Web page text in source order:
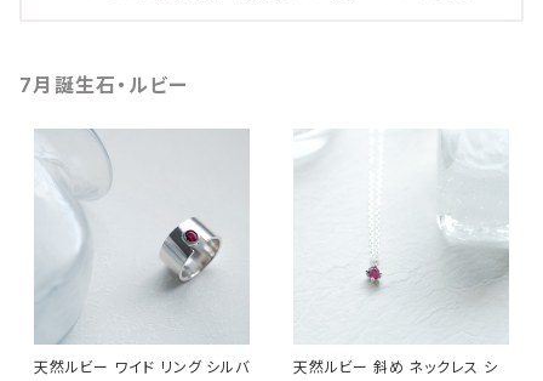
7月誕生石・ルビー
天然ルビー ワイド リング シルバ
天然ルビー 斜め ネックレス シ